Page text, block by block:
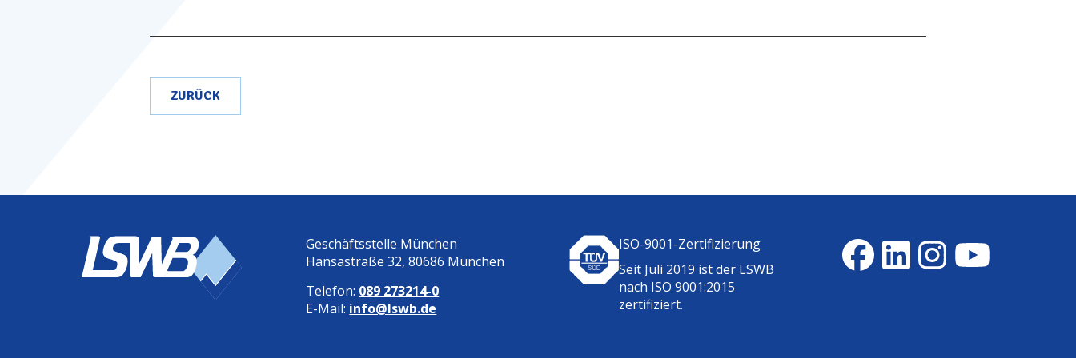
ZURÜCK
Geschäftsstelle München
Hansastraße 32, 80686 München
Telefon: 089 273214-0
E-Mail: info@lswb.de
ISO-9001-Zertifizierung
Seit Juli 2019 ist der LSWB
nach ISO 9001:2015
zertifiziert.